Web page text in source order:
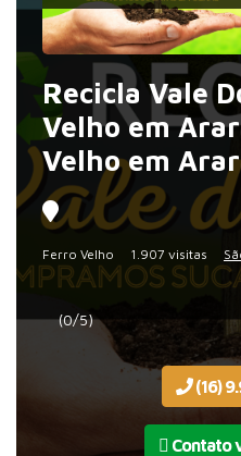
Recicla Vale
Velho em
Velho em
Ferro Velho 1.907 visitas
(0/5)
(16)
Contato